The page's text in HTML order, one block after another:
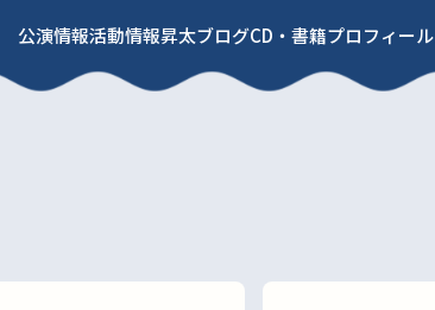
公演情報活動情報昇太ブログCD・書籍プロフィール